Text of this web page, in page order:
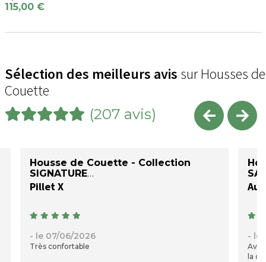
115,00 €
Sélection des meilleurs avis sur Housses de
Couette
(207 avis)
Housse de Couette - Collection
SIGNATURE
Pillet X
- le 07/06/2026
Très confortable
- le
la